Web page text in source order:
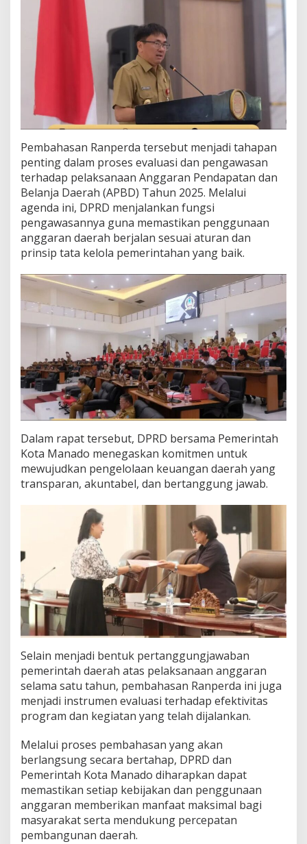
Pembahasan Ranperda tersebut menjadi tahapan
penting dalam proses evaluasi dan pengawasan
terhadap pelaksanaan Anggaran Pendapatan dan
Belanja Daerah (APBD) Tahun 2025. Melalui
agenda ini, DPRD menjalankan fungsi
pengawasannya guna memastikan penggunaan
anggaran daerah berjalan sesuai aturan dan
prinsip tata kelola pemerintahan yang baik.
Dalam rapat tersebut, DPRD bersama Pemerintah
Kota Manado menegaskan komitmen untuk
mewujudkan pengelolaan keuangan daerah yang
transparan, akuntabel, dan bertanggung jawab.
Selain menjadi bentuk pertanggungjawaban
pemerintah daerah atas pelaksanaan anggaran
selama satu tahun, pembahasan Ranperda ini juga
menjadi instrumen evaluasi terhadap efektivitas
program dan kegiatan yang telah dijalankan.
Melalui proses pembahasan yang akan
berlangsung secara bertahap, DPRD dan
Pemerintah Kota Manado diharapkan dapat
memastikan setiap kebijakan dan penggunaan
anggaran memberikan manfaat maksimal bagi
masyarakat serta mendukung percepatan
pembangunan daerah.